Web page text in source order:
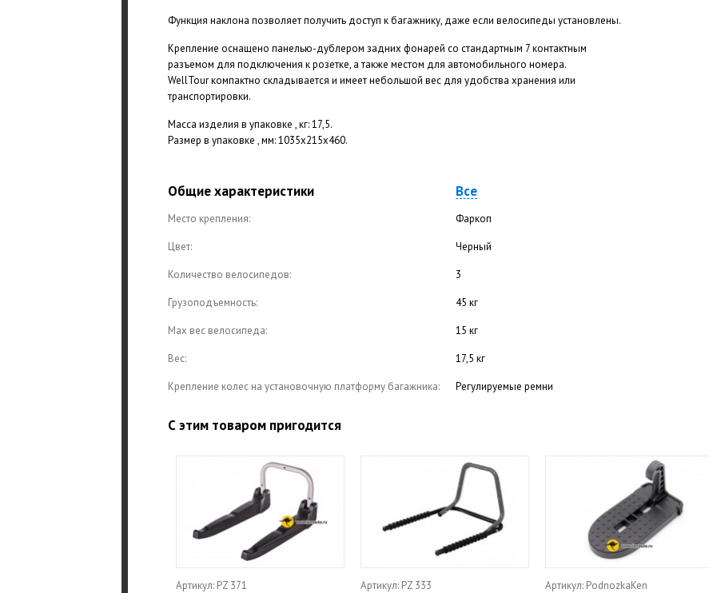
Функция наклона позволяет получить доступ к багажнику, даже если велосипеды установлены.
Крепление оснащено панелью-дублером задних фонарей со стандартным 7 контактным
разъемом для подключения к розетке, а также местом для автомобильного номера.
WellTour компактно складывается и имеет небольшой вес для удобства хранения или
транспортировки.
Масса изделия в упаковке , кг: 17,5.
Размер в упаковке , мм: 1035х215х460.
Общие характеристики Все
Место крепления: Фаркоп
Цвет: Черный
Количество велосипедов: 3
Грузоподъемность: 45 кг
Max вес велосипеда: 15 кг
Вес: 17,5 кг
Крепление колес на установочную платформу багажника: Регулируемые ремни
С этим товаром пригодится
Артикул: PZ 371 Артикул: PZ 333 Артикул: PodnozkaKen